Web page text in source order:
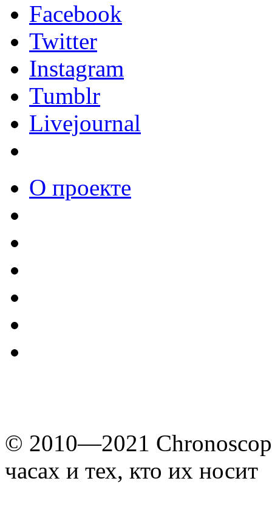
Facebook
Twitter
Instagram
Tumblr
Livejournal
О проекте
© 2010—2021
часах и тех, кто их носит